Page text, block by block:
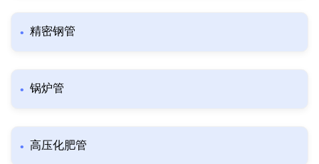
精密钢管
锅炉管
高压化肥管